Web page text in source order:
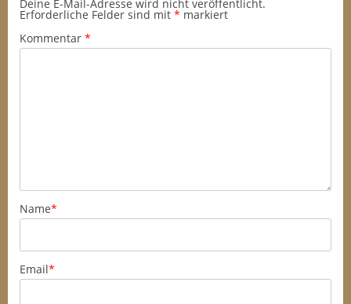
Deine E-Mail-Adresse wird nicht veröffentlicht.
Erforderliche Felder sind mit * markiert
Kommentar *
Name*
Email*